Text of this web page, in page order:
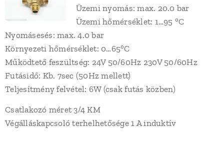
Üzemi nyomás: max. 20.0 bar
Üzemi hőmérséklet: 1…95 °C
Nyomásesés: max. 4.0 bar
Környezeti hőmérséklet: 0…65°C
Működtető feszültség: 24V 50/60Hz 230V 50/60Hz
Futásidő: Kb. 7sec (50Hz mellett)
Teljesítmény felvétel: 6W (csak futás közben)
Csatlakozó méret 3/4 KM
Végálláskapcsoló terhelhetősége 1 A induktív